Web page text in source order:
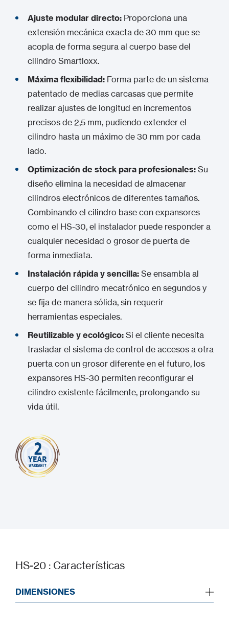
Ajuste modular directo: Proporciona una
extensión mecánica exacta de 30 mm que se
acopla de forma segura al cuerpo base del
cilindro Smartloxx.
Máxima flexibilidad: Forma parte de un sistema
patentado de medias carcasas que permite
realizar ajustes de longitud en incrementos
precisos de 2,5 mm, pudiendo extender el
cilindro hasta un máximo de 30 mm por cada
lado.
Optimización de stock para profesionales: Su
diseño elimina la necesidad de almacenar
cilindros electrónicos de diferentes tamaños.
Combinando el cilindro base con expansores
como el HS-30, el instalador puede responder a
cualquier necesidad o grosor de puerta de
forma inmediata.
Instalación rápida y sencilla: Se ensambla al
cuerpo del cilindro mecatrónico en segundos y
se fija de manera sólida, sin requerir
herramientas especiales.
Reutilizable y ecológico: Si el cliente necesita
trasladar el sistema de control de accesos a otra
puerta con un grosor diferente en el futuro, los
expansores HS-30 permiten reconfigurar el
cilindro existente fácilmente, prolongando su
vida útil.
HS-20 : Características
DIMENSIONES